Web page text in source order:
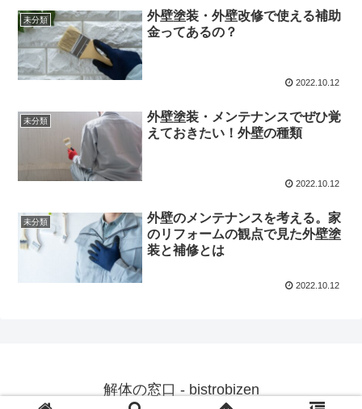
未分類
外壁塗装・外壁改修で使える補助
金ってあるの？
2022.10.12
未分類
外壁塗装・メンテナンスでぜひ覚
えておきたい！外壁の種類
2022.10.12
未分類
外壁のメンテナンスを考える。家
のリフォームの観点で見た外壁塗
装と補修とは
2022.10.12
解体の窓口 - bistrobizen